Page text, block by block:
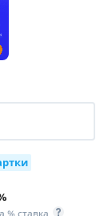
% ставка